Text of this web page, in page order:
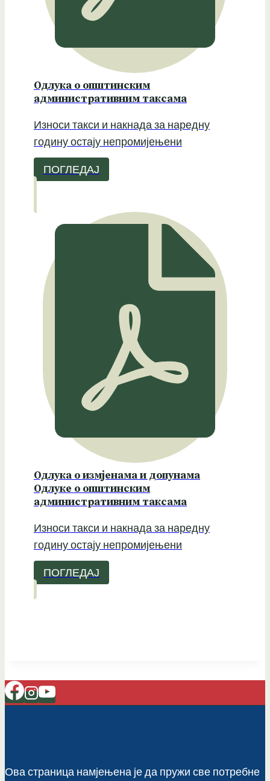
Одлука о општинским
административним таксама
Износи такси и накнада за наредну
годину остају непромијењени
ПОГЛЕДАЈ
Одлука о измјенама и допунама
Одлуке о општинским
административним таксама
Износи такси и накнада за наредну
годину остају непромијењени
ПОГЛЕДАЈ
Ова страница намјењена је да пружи све потребне